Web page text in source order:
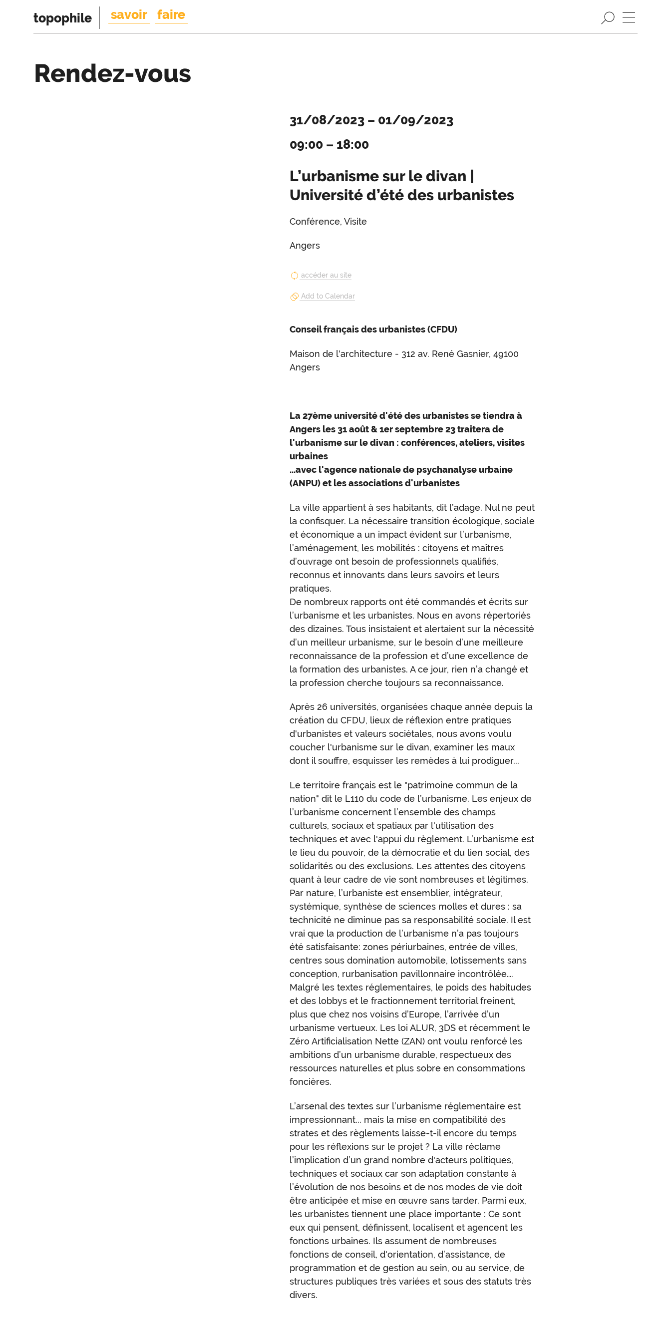
topophile savoir faire
Rendez-vous
31/08/2023 – 01/09/2023
09:00 – 18:00
L’urbanisme sur le divan |
Université d’été des urbanistes
Conférence, Visite
Angers
accéder au site
Add to Calendar
Conseil français des urbanistes (CFDU)
Maison de l'architecture - 312 av. René Gasnier, 49100
Angers
La 27ème université d'été des urbanistes se tiendra à
Angers les 31 août & 1er septembre 23 traitera de
l'urbanisme sur le divan : conférences, ateliers, visites
urbaines
...avec l'agence nationale de psychanalyse urbaine
(ANPU) et les associations d'urbanistes
La ville appartient à ses habitants, dit l’adage. Nul ne peut
la confisquer. La nécessaire transition écologique, sociale
et économique a un impact évident sur l’urbanisme,
l’aménagement, les mobilités : citoyens et maîtres
d’ouvrage ont besoin de professionnels qualifiés,
reconnus et innovants dans leurs savoirs et leurs
pratiques.
De nombreux rapports ont été commandés et écrits sur
l’urbanisme et les urbanistes. Nous en avons répertoriés
des dizaines. Tous insistaient et alertaient sur la nécessité
d’un meilleur urbanisme, sur le besoin d’une meilleure
reconnaissance de la profession et d’une excellence de
la formation des urbanistes. A ce jour, rien n’a changé et
la profession cherche toujours sa reconnaissance.
Après 26 universités, organisées chaque année depuis la
création du CFDU, lieux de réflexion entre pratiques
d'urbanistes et valeurs sociétales, nous avons voulu
coucher l'urbanisme sur le divan, examiner les maux
dont il souffre, esquisser les remèdes à lui prodiguer...
Le territoire français est le "patrimoine commun de la
nation" dit le L110 du code de l’urbanisme. Les enjeux de
l’urbanisme concernent l’ensemble des champs
culturels, sociaux et spatiaux par l'utilisation des
techniques et avec l'appui du règlement. L’urbanisme est
le lieu du pouvoir, de la démocratie et du lien social, des
solidarités ou des exclusions. Les attentes des citoyens
quant à leur cadre de vie sont nombreuses et légitimes.
Par nature, l’urbaniste est ensemblier, intégrateur,
systémique, synthèse de sciences molles et dures : sa
technicité ne diminue pas sa responsabilité sociale. Il est
vrai que la production de l’urbanisme n’a pas toujours
été satisfaisante: zones périurbaines, entrée de villes,
centres sous domination automobile, lotissements sans
conception, rurbanisation pavillonnaire incontrôlée….
Malgré les textes réglementaires, le poids des habitudes
et des lobbys et le fractionnement territorial freinent,
plus que chez nos voisins d’Europe, l’arrivée d’un
urbanisme vertueux. Les loi ALUR, 3DS et récemment le
Zéro Artificialisation Nette (ZAN) ont voulu renforcé les
ambitions d’un urbanisme durable, respectueux des
ressources naturelles et plus sobre en consommations
foncières.
L’arsenal des textes sur l’urbanisme réglementaire est
impressionnant... mais la mise en compatibilité des
strates et des règlements laisse-t-il encore du temps
pour les réflexions sur le projet ? La ville réclame
l’implication d’un grand nombre d'acteurs politiques,
techniques et sociaux car son adaptation constante à
l’évolution de nos besoins et de nos modes de vie doit
être anticipée et mise en œuvre sans tarder. Parmi eux,
les urbanistes tiennent une place importante : Ce sont
eux qui pensent, définissent, localisent et agencent les
fonctions urbaines. Ils assument de nombreuses
fonctions de conseil, d'orientation, d’assistance, de
programmation et de gestion au sein, ou au service, de
structures publiques très variées et sous des statuts très
divers.